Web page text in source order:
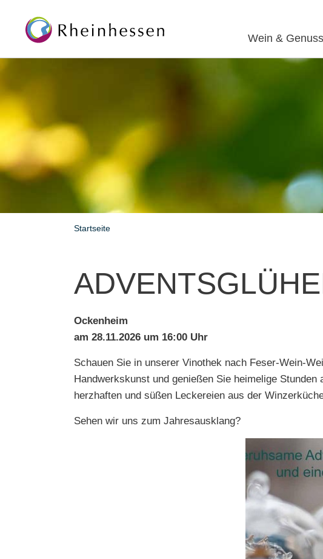
Wein & Genuss
Startseite
Ockenheim
am 28.11.2026 um 16:00 Uhr
Schauen Sie in unserer Vinothek nach Feser-Wein-
Handwerkskunst und genießen Sie heimelige
herzhaften und süßen Leckereien aus der
Sehen wir uns zum Jahresausklang?